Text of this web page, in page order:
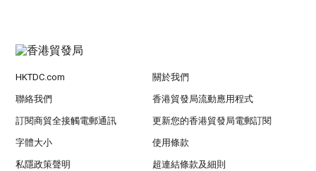
HKTDC.com 關於我們
聯絡我們 香港貿發局流動應用程式
訂閱商貿全接觸電郵通訊 更新您的香港貿發局電郵訂閱
字體大小 使用條款
私隱政策聲明 超連結條款及細則